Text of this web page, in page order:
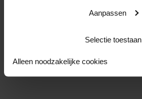
Aanpassen
Selectie toestaan
Alleen noodzakelijke cookies